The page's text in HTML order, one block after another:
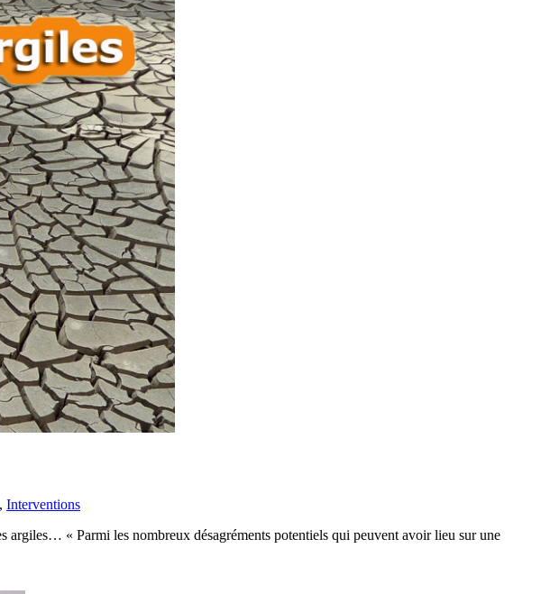
, Interventions
« Parmi les nombreux désagréments potentiels qui peuvent avoir lieu sur une